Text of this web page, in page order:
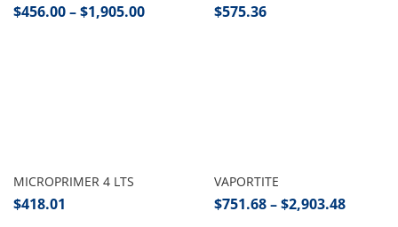
$456.00–$1,905.00 $575.36
MICROPRIMER 4 LTS
$418.01
VAPORTITE
$751.68–$2,903.48